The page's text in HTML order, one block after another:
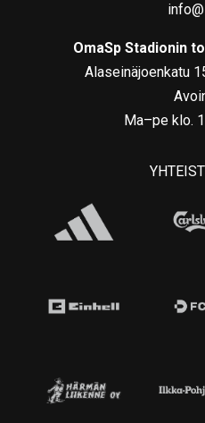
OmaSp Stadionin
Alaseinäjoenkatu
Ma–pe klo.